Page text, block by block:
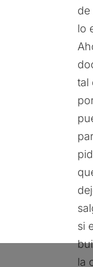
de
lo
tal
si
la
LinkedIn